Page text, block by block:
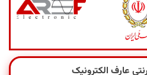
عارف الکترونیک